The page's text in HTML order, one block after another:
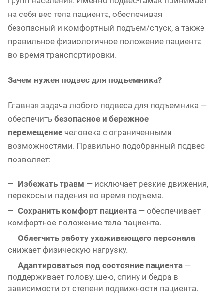
на себя вес тела пациента, обеспечивая
безопасный и комфортный подъем/спуск, а также
правильное физиологичное положение пациента
во время транспортировки.
Зачем нужен подвес для подъемника?
Главная задача любого подвеса для подъемника —
обеспечить безопасное и бережное
перемещение человека с ограниченными
возможностями. Правильно подобранный подвес
позволяет:
Избежать травм — исключает резкие движения,
перекосы и падения во время подъема.
Сохранить комфорт пациента — обеспечивает
комфортное положение тела пациента.
Облегчить работу ухаживающего персонала —
снижает физическую нагрузку.
Адаптироваться под состояние пациента —
поддерживает голову, шею, спину и бедра в
зависимости от степени подвижности пациента.